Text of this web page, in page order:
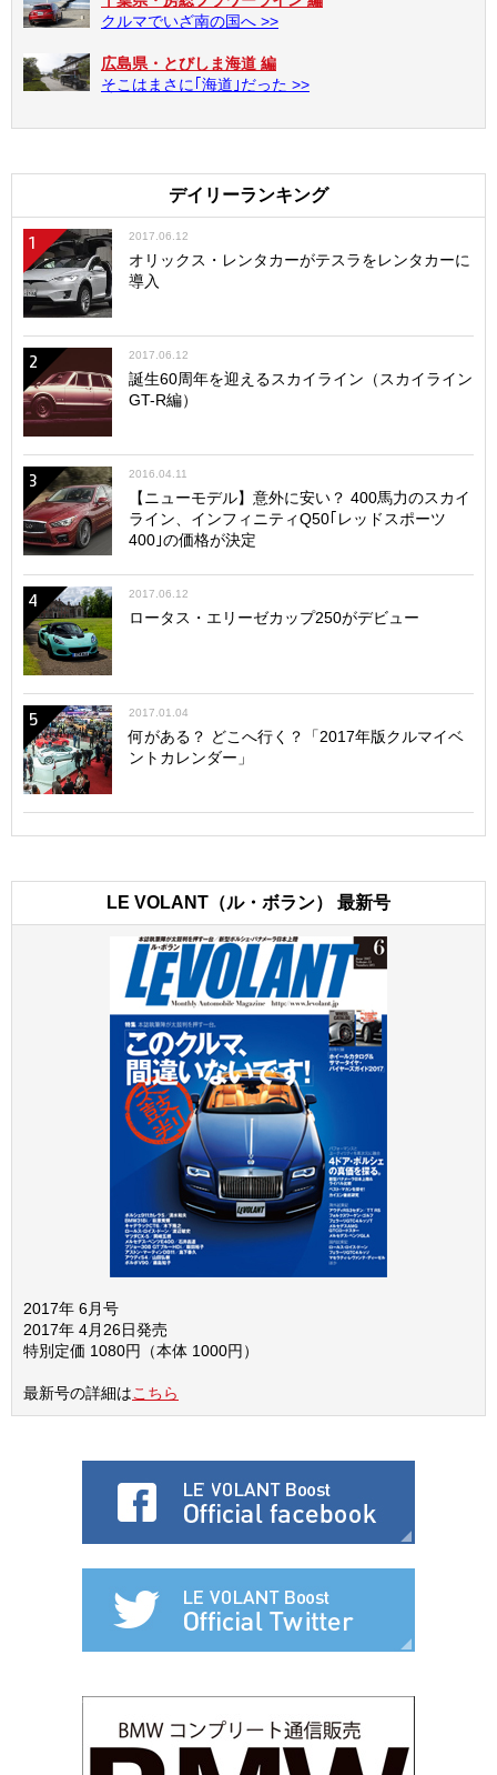
クルマでいざ南の国へ >>
広島県・とびしま海道 編
そこはまさに｢海道｣だった >>
デイリーランキング
1 2017.06.12
オリックス・レンタカーがテスラをレンタカーに
導入
2 2017.06.12
誕生60周年を迎えるスカイライン（スカイライン
GT-R編）
3 2016.04.11
【ニューモデル】意外に安い？ 400馬力のスカイ
ライン、インフィニティQ50｢レッドスポーツ
400｣の価格が決定
4 2017.06.12
ロータス・エリーゼカップ250がデビュー
5 2017.01.04
何がある？ どこへ行く？「2017年版クルマイベ
ントカレンダー」
LE VOLANT（ル・ボラン） 最新号
2017年 6月号
2017年 4月26日発売
特別定価 1080円（本体 1000円）
最新号の詳細はこちら